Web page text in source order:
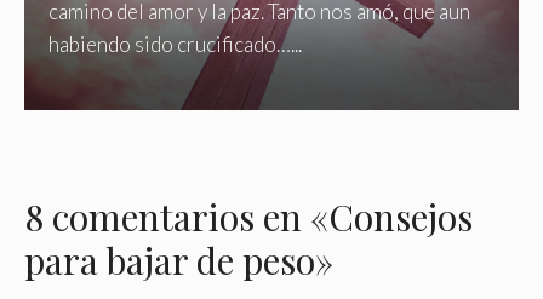
camino del amor y la paz. Tanto nos amó, que aun
habiendo sido crucificado…...
8 comentarios en «Consejos
para bajar de peso»